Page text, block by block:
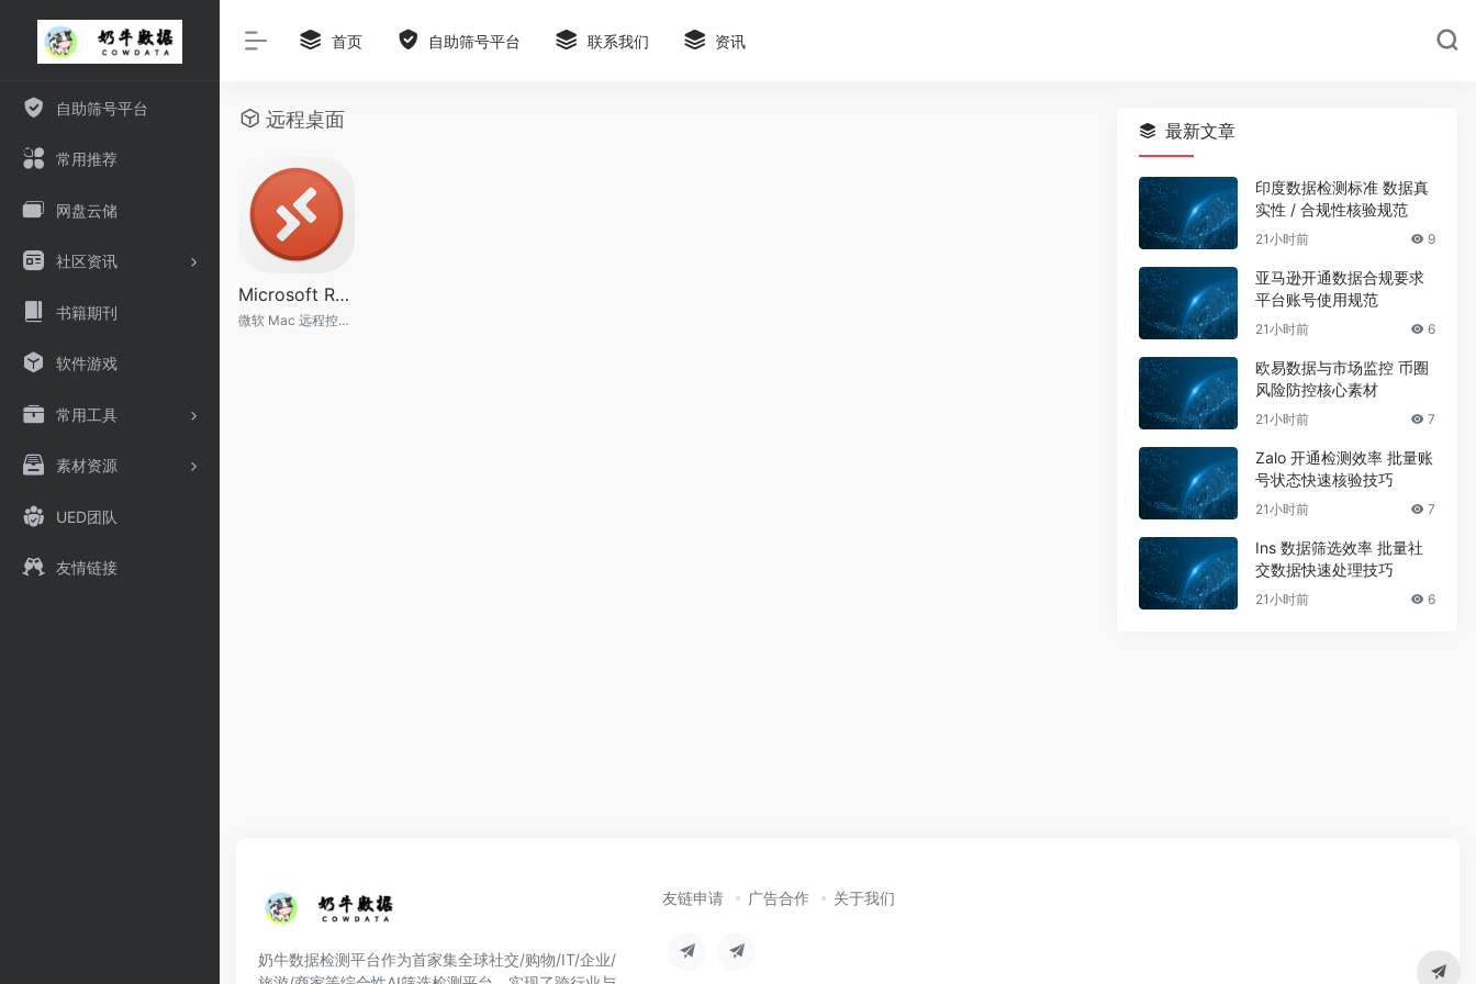
自助筛号平台
常用推荐
网盘云储
社区资讯
书籍期刊
软件游戏
常用工具
素材资源
UED团队
友情链接
首页 自助筛号平台 联系我们 资讯
远程桌面
Microsoft Remote Desktop
微软 Mac 远程控制 Windows 软件
最新文章
印度数据检测标准 数据真
实性 / 合规性核验规范
21小时前 9
亚马逊开通数据合规要求
平台账号使用规范
21小时前 6
欧易数据与市场监控 币圈
风险防控核心素材
21小时前 7
Zalo 开通检测效率 批量账
号状态快速核验技巧
21小时前 7
Ins 数据筛选效率 批量社
交数据快速处理技巧
21小时前 6
奶牛数据检测平台作为首家集全球社交/购物/IT/企业/
友链申请 广告合作 关于我们